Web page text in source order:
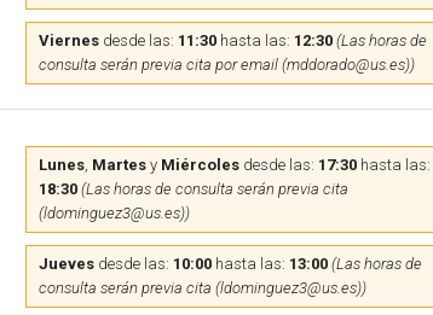
Viernesdesde las: 11:30hasta las: 12:30 (Las horas de
consulta serán previa cita por email (mddorado@us.es))
Lunes, Martesy Miércolesdesde las: 17:30hasta las:
18:30 (Las horas de consulta serán previa cita
(ldominguez3@us.es))
Juevesdesde las: 10:00hasta las: 13:00 (Las horas de
consulta serán previa cita (ldominguez3@us.es))